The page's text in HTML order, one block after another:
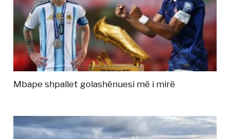
Mbape shpallet golashënuesi më i mirë